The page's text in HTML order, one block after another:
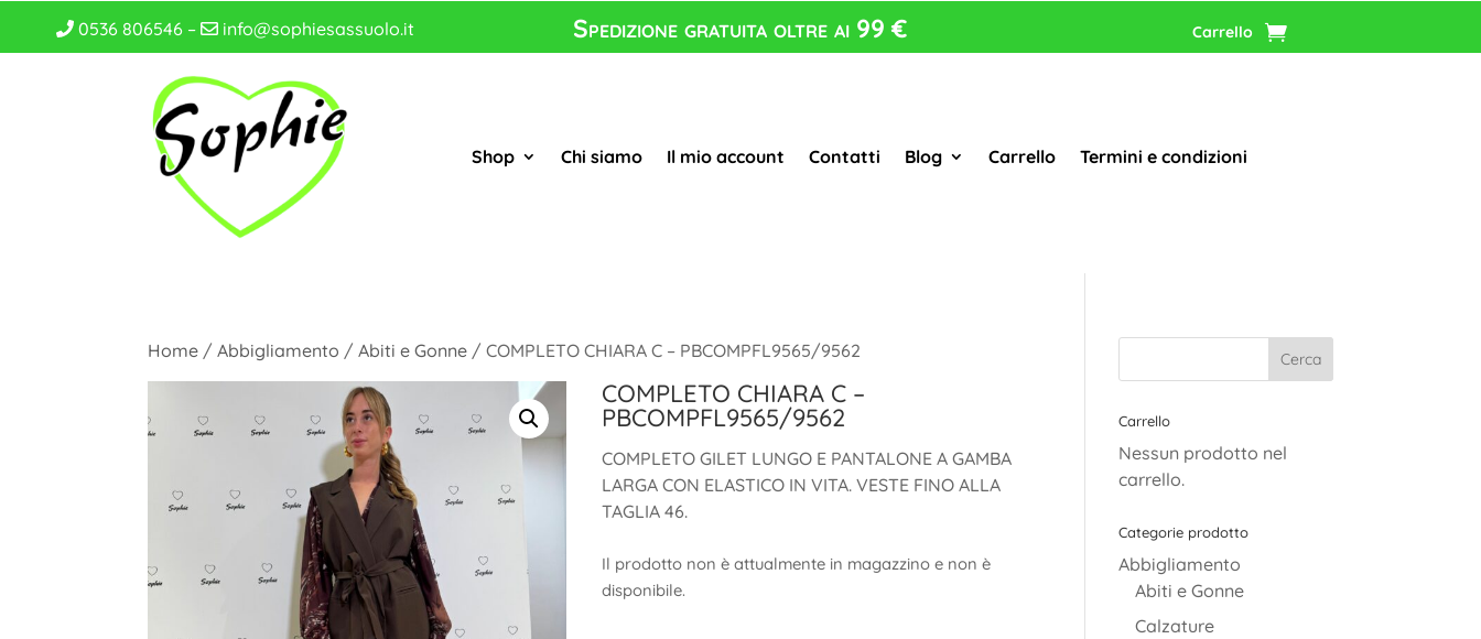
0536 806546 – info@sophiesassuolo.it Spedizione gratuita oltre ai 99 € Carrello
Shop Chi siamo Il mio account Contatti Blog Carrello Termini e condizioni
Home /Abbigliamento /Abiti e Gonne / COMPLETO CHIARA C – PBCOMPFL9565/9562
COMPLETO CHIARA C –
PBCOMPFL9565/9562
COMPLETO GILET LUNGO E PANTALONE A GAMBA
LARGA CON ELASTICO IN VITA. VESTE FINO ALLA
TAGLIA 46.
Il prodotto non è attualmente in magazzino e non è
disponibile.
Carrello
Nessun prodotto nel
carrello.
Categorie prodotto
Abbigliamento
Abiti e Gonne
Calzature